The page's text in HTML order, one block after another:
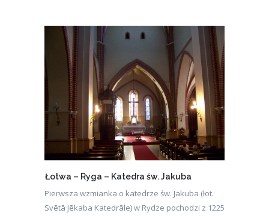
Łotwa – Ryga – Katedra św. Jakuba
Pierwsza wzmianka o katedrze św. Jakuba (łot.
Svētā Jēkaba Katedrāle) w Rydze pochodzi z 1225